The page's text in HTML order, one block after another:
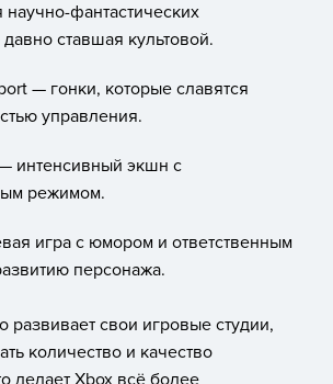
фантастических
ставшая культовой.
— гонки, которые славятся
управления.
интенсивный экшн с
режимом.
игра с юмором и ответственным
персонажа.
развивает свои игровые студии,
количество и качество